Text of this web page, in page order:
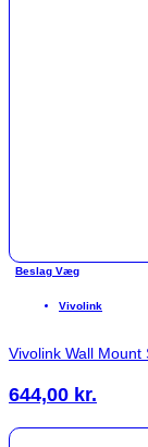
Beslag Væg
Vivolink
Vivolink Wall Mount
644,00 kr.